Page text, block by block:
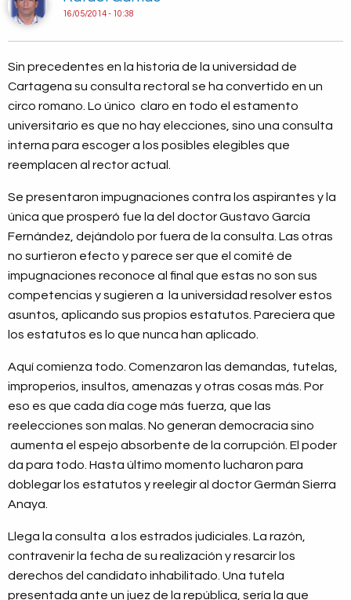
16/05/2014 - 10:38
Sin precedentes en la historia de la universidad de
Cartagena su consulta rectoral se ha convertido en un
circo romano. Lo único claro en todo el estamento
universitario es que no hay elecciones, sino una consulta
interna para escoger a los posibles elegibles que
reemplacen al rector actual.
Se presentaron impugnaciones contra los aspirantes y la
única que prosperó fue la del doctor Gustavo García
Fernández, dejándolo por fuera de la consulta. Las otras
no surtieron efecto y parece ser que el comité de
impugnaciones reconoce al final que estas no son sus
competencias y sugieren a la universidad resolver estos
asuntos, aplicando sus propios estatutos. Pareciera que
los estatutos es lo que nunca han aplicado.
Aquí comienza todo. Comenzaron las demandas, tutelas,
improperios, insultos, amenazas y otras cosas más. Por
eso es que cada día coge más fuerza, que las
reelecciones son malas. No generan democracia sino
aumenta el espejo absorbente de la corrupción. El poder
da para todo. Hasta último momento lucharon para
doblegar los estatutos y reelegir al doctor Germán Sierra
Anaya.
Llega la consulta a los estrados judiciales. La razón,
contravenir la fecha de su realización y resarcir los
derechos del candidato inhabilitado. Una tutela
presentada ante un juez de la república, sería la que